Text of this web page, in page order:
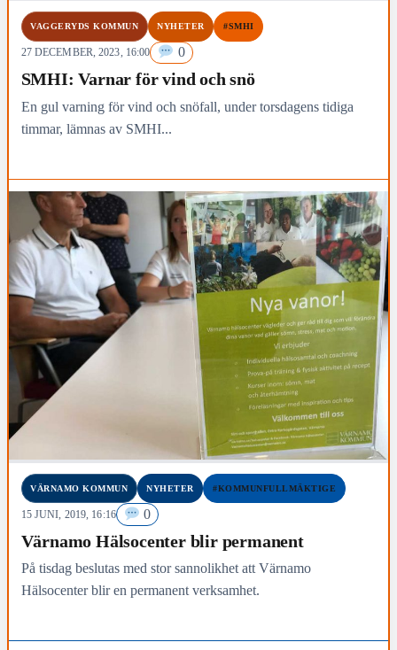
VAGGERYDS KOMMUN NYHETER #SMHI
27 DECEMBER, 2023, 16:00 0
SMHI: Varnar för vind och snö
En gul varning för vind och snöfall, under torsdagens tidiga
timmar, lämnas av SMHI...
VÄRNAMO KOMMUN NYHETER #KOMMUNFULLMÄKTIGE
15 JUNI, 2019, 16:16 0
Värnamo Hälsocenter blir permanent
På tisdag beslutas med stor sannolikhet att Värnamo
Hälsocenter blir en permanent verksamhet.